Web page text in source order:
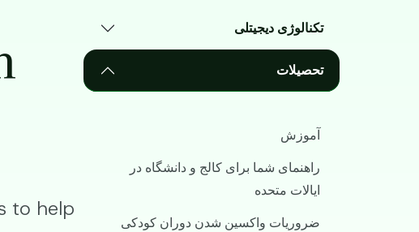
تکنالوژی دیجیتلی
تحصیلات
آموزش
راهنمای شما برای کالج و دانشگاه در
ایالات متحده
ضروریات واکسین شدن دوران کودکی
to help